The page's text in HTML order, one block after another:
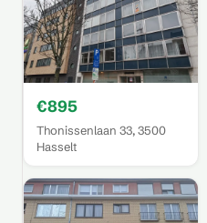
€895
Thonissenlaan 33, 3500
Hasselt